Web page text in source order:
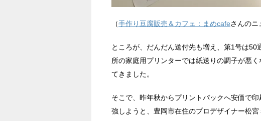
（手作り豆腐販売＆カフェ：まめcafeさんのニ
ところが、だんだん送付先も増え、第1号は
所の家庭用プリンターでは紙送りの調子が悪
てきました。
そこで、昨年秋からプリントパックへ安価で
強しようと、豊岡市在住のプロデザイナー松